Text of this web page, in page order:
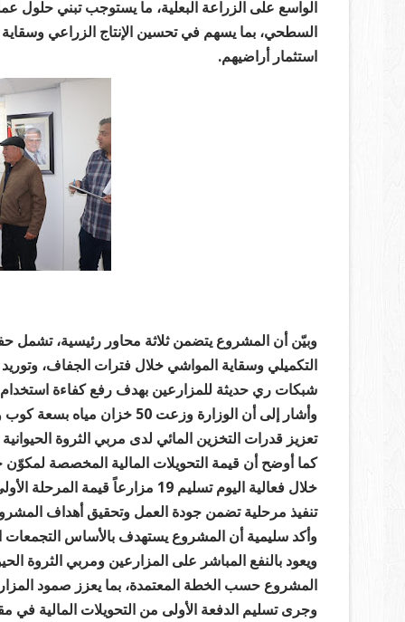
الواسع على الزراعة البعلية، ما يستوجب تبني حلول
السطحي، بما يسهم في تحسين الإنتاج الزراعي وسقاية
استثمار أراضيهم.
وبيّن أن المشروع يتضمن ثلاثة محاور رئيسية، تشمل
التكميلي وسقاية المواشي خلال فترات الجفاف،
شبكات ري حديثة للمزارعين بهدف رفع كفاءة استخدام
تعزيز قدرات التخزين المائي لدى مربي الثروة
تنفيذ مرحلية تضمن جودة العمل وتحقيق أهداف
وأكد سليمية أن المشروع يستهدف بالأساس
ويعود بالنفع المباشر على المزارعين ومربي الثروة
المشروع حسب الخطة المعتمدة، بما يعزز صمود
وجرى تسليم الدفعة الأولى من التحويلات المالية في